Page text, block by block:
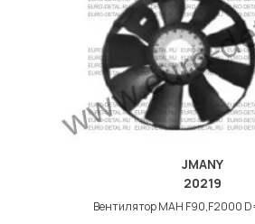
JMANY
20219
Вентилятор МАН F90,F2000